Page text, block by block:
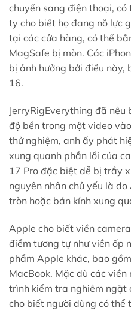
chuyển sang điện thoại, có
ty cho biết họ đang nỗ lực
tại các cửa hàng, có thể
MagSafe bị mòn. Các
bị ảnh hưởng bởi điều này,
16.
JerryRigEverything đã
độ bền trong một video
thử nghiệm, anh ấy phát
xung quanh phần lồi của
17 Pro đặc biệt dễ bị trầy
nguyên nhân chủ yếu là
tròn hoặc bán kính xung
Apple cho biết viền
điểm tương tự như viền ốp
phẩm Apple khác, bao
MacBook. Mặc dù các
trình kiểm tra nghiêm ngặt
cho biết người dùng có thể